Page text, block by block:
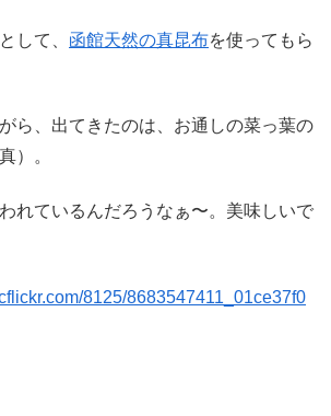
して、 函館天然の真昆布を使ってもら
ら、出てきたのは、お通しの菜っ葉の
）。
れているんだろうなぁ〜。美味しいで